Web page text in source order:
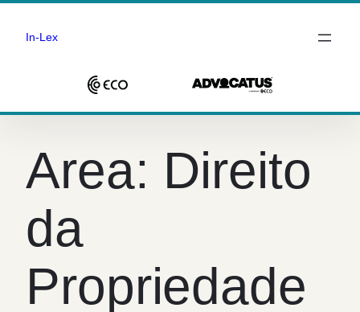
Saltar
conteúdo
In-Lex
Area: Direito
da
Propriedade